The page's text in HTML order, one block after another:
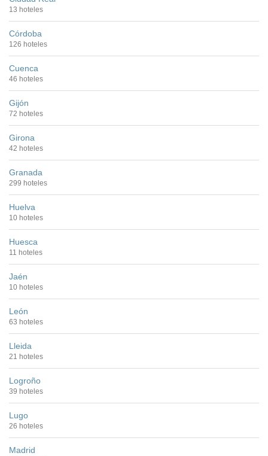
13 hoteles
Córdoba
126 hoteles
Cuenca
46 hoteles
Gijón
72 hoteles
Girona
42 hoteles
Granada
299 hoteles
Huelva
10 hoteles
Huesca
11 hoteles
Jaén
10 hoteles
León
63 hoteles
Lleida
21 hoteles
Logroño
39 hoteles
Lugo
26 hoteles
Madrid